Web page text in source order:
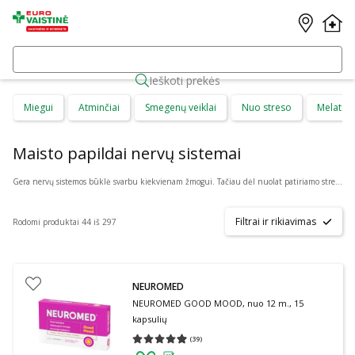
Ieškoti prekės
Miegui Atminčiai Smegenų veiklai Nuo streso
Maisto papildai nervų sistemai
Gera nervų sistemos būklė svarbu kiekvienam žmogui. Tačiau dėl nuolat patiriamo streso, įtemptų darbų arba kitų rūpesčių gali praversti maisto papildai nervų sistemai. Šie produktai turi veikliųjų medžiagų, kurios gali išsiskirti nauda ir turėti teigiamą poveikį jūsų nervų sistemos gerovei.
Rodomi produktai 44 iš 297 Filtrai ir rikiavimas
NEUROMED
NEUROMED GOOD MOOD, nuo 12 m., 15
kapsulių
(39)
Vidutinis įvertinimas 4.95